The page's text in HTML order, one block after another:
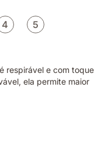
4 5
respirável e com toque
ela permite maior